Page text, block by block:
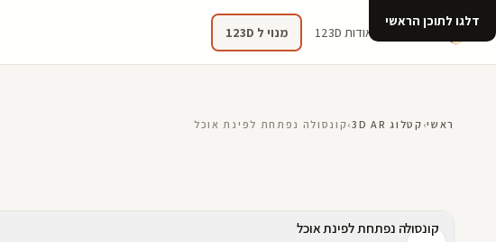
דלגו לתוכן הראשי
קטלוג אודות 123D מנוי ל 123D
ראשי› קטלוג 3D AR ›קונסולה נפתחת לפינת אוכל